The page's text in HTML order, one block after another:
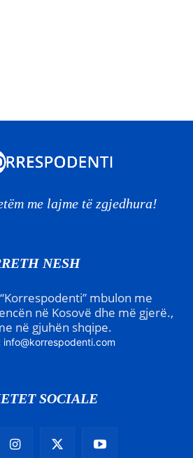
me lajme të zgjedhura!
NESH
mbulon me
në Kosovë dhe më gjerë.,
në gjuhën shqipe.
info@korrespodenti.com
SOCIALE